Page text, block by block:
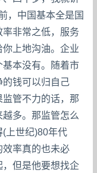
，中国基本全是国
非常之低，服务
上地沟油。企业
本没有。随着市
钱可以归自己
管不力的话，那
多。那监管怎么
上世纪)80年代
率真的也未必
但是他要想找企